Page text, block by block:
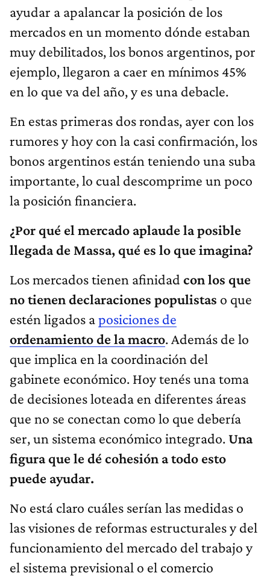
ayudar a apalancar la posición de los
mercados en un momento dónde estaban
muy debilitados, los bonos argentinos, por
ejemplo, llegaron a caer en mínimos 45%
en lo que va del año, y es una debacle.
En estas primeras dos rondas, ayer con los
rumores y hoy con la casi confirmación, los
bonos argentinos están teniendo una suba
importante, lo cual descomprime un poco
la posición financiera.
¿Por qué el mercado aplaude la posible
llegada de Massa, qué es lo que imagina?
Los mercados tienen afinidad con los que
no tienen declaraciones populistas o que
estén ligados aposiciones de
ordenamiento de la macro. Además de lo
que implica en la coordinación del
gabinete económico. Hoy tenés una toma
de decisiones loteada en diferentes áreas
que no se conectan como lo que debería
ser, un sistema económico integrado.Una
figura que le dé cohesión a todo esto
puede ayudar.
No está claro cuáles serían las medidas o
las visiones de reformas estructurales y del
funcionamiento del mercado del trabajo y
el sistema previsional o el comercio